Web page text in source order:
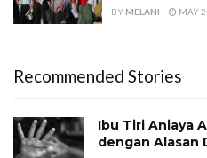
BY MELANI MAY
Recommended Stories
Ibu Tiri Aniaya
dengan Alasan